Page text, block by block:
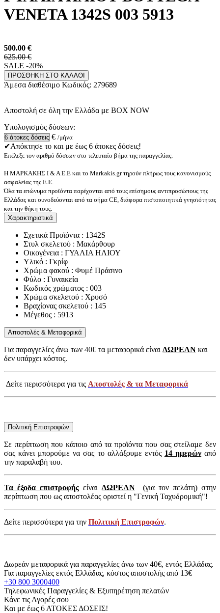
VENETA 1342S 003 5913
500.00 €
625.00 €
SALE -20%
ΠΡΟΣΘΗΚΗ ΣΤΟ ΚΑΛΑΘΙ
Άμεσα διαθέσιμο Κωδικός: 279689
Αποστολή σε όλη την Ελλάδα με BOX NOW
Υπολογισμός δόσεων:
€ /μήνα
✔Απόκτησε το και με έως 6 άτοκες δόσεις!
Επέλεξε τον αριθμό δόσεων στο τελευταίο βήμα της παραγγελίας.
Η ΜΑΡΚΑΚΗΣ Ι & Α Ε.Ε και το Markakis.gr τηρούν πλήρως τους κανονισμούς
ασφαλείας της Ε.Ε.
Όλα τα επώνυμα προϊόντα παρέχονται από τους επίσημους αντιπροσώπους της
Ελλάδας και συνοδεύονται από τα σήμα CE, διάφορα πιστοποιητικά γνησιότητας
και την θήκη τους.
Χαρακτηριστικά
Σχετικά Προϊόντα : 1342S
Στυλ σκελετού : Μακάρθουρ
Οικογένεια : ΓΥΑΛΙΑ ΗΛΙΟΥ
Υλικό : Γκρίφ
Χρώμα φακού : Φυμέ Πράσινο
Φύλο : Γυναικεία
Κωδικός χρώματος : 003
Χρώμα σκελετού : Χρυσό
Βραχίονας σκελετού : 145
Μέγεθος : 5913
Αποστολές & Μεταφορικά
Για παραγγελίες άνω των 40€ τα μεταφορικά είναιΔΩΡΕΑΝ και
δεν υπάρχει κόστος.
Δείτε περισσότερα για τις Αποστολές & τα Μεταφορικά
Πολιτική Επιστροφών
Σε περίπτωση που κάποιο από τα προϊόντα που σας στείλαμε δεν
σας κάνει μπορούμε να σας το αλλάξουμε εντός 14 ημερώναπό
την παραλαβή του.
Τα έξοδα επιστροφής είναι ΔΩΡΕΑΝ (για τον πελάτη) στην
περίπτωση που ως αποστολέας οριστεί η "Γενική Ταχυδρομική"!
Δείτε περισσότερα για την Πολιτική Επιστροφών.
Δωρεάν μεταφορικά για παραγγελίες άνω των 40€, εντός Ελλάδας.
Για παραγγελίες εκτός Ελλάδας, κόστος αποστολής από 13€
+30 800 3000400
Τηλεφωνικές Παραγγελίες & Εξυπηρέτηση πελατών
Κάνε τις Αγορές σου
Και με έως 6 ΑΤΟΚΕΣ ΔΟΣΕΙΣ!